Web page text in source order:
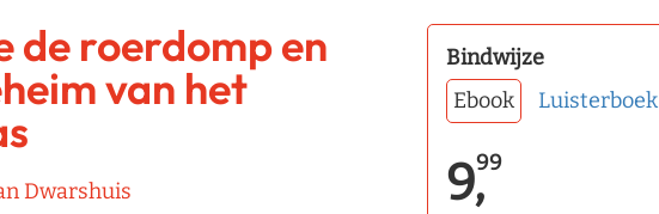
de roerdomp en
van het
Dwarshuis
Bindwijze
Ebook
Luisterboek
9,99